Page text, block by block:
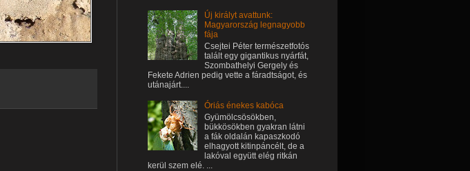
Új királyt avattunk:
Magyarország legnagyobb
fája
Csejtei Péter természetfotós
talált egy gigantikus nyárfát,
Szombathelyi Gergely és
Fekete Adrien pedig vette a fáradtságot, és
utánajárt....
Óriás énekes kabóca
Gyümölcsösökben,
bükkösökben gyakran látni
a fák oldalán kapaszkodó
elhagyott kitinpáncélt, de a
lakóval együtt elég ritkán
kerül szem elé. ...